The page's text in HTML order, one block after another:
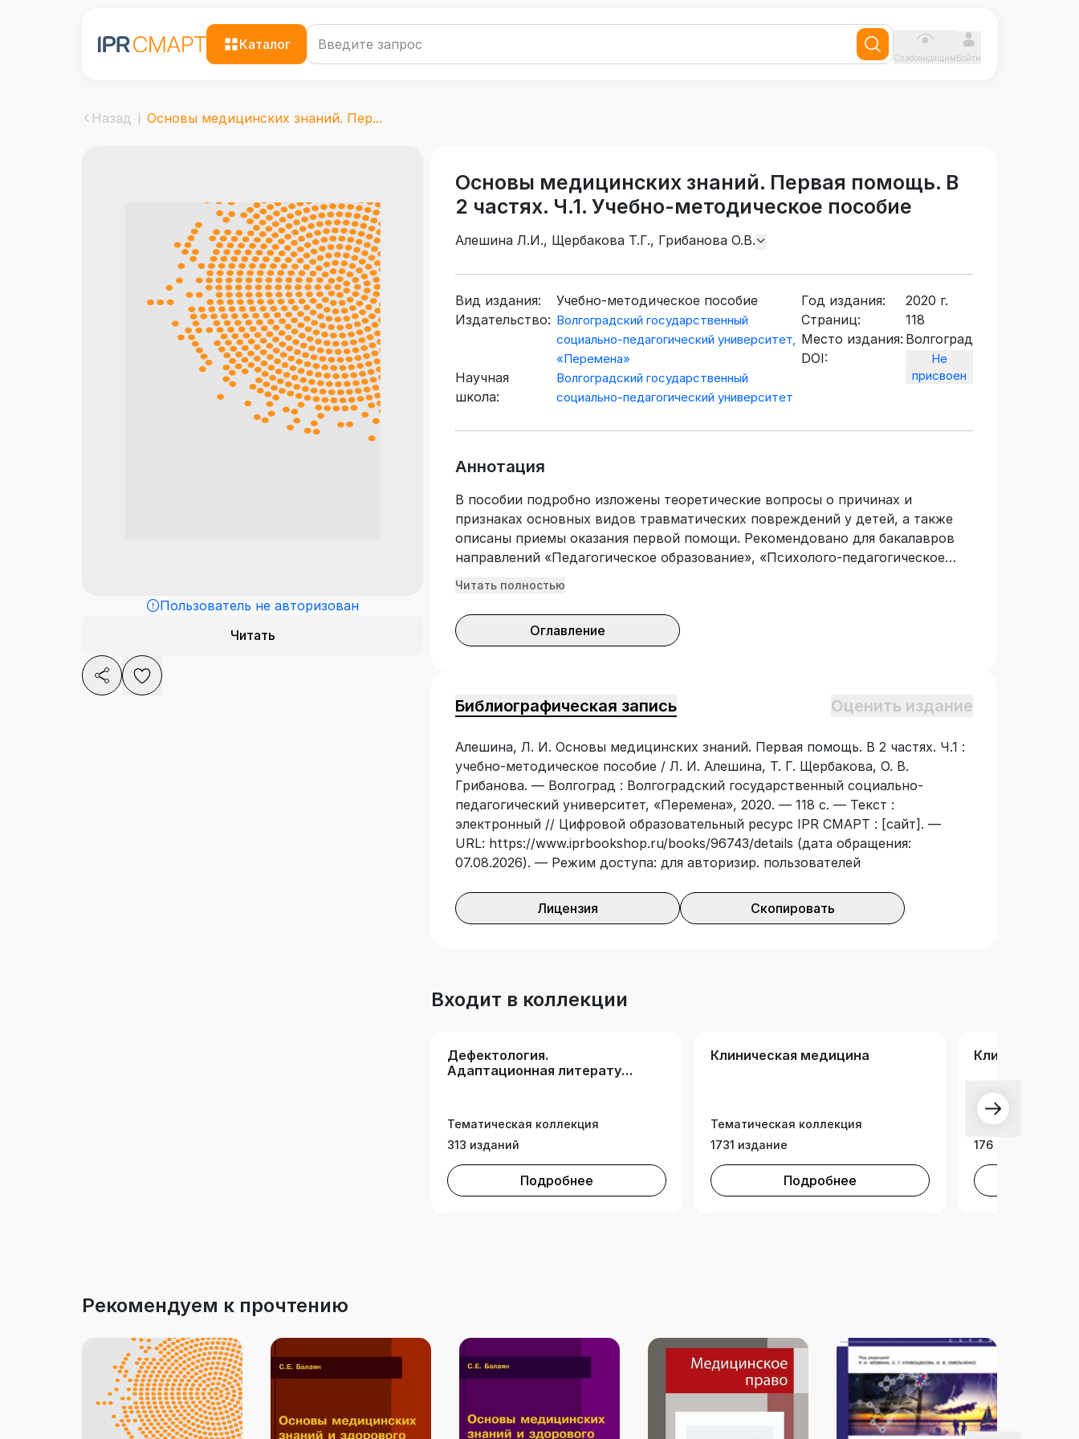
Каталог
СлабовидящимВойти
Назад Основы медицинских знаний. Пер...
Пользователь не авторизован
Читать
Основы медицинских знаний. Первая помощь. В
2 частях. Ч.1. Учебно-методическое пособие
Алешина Л.И., Щербакова Т.Г., Грибанова О.В.
Вид издания:
Учебно-методическое пособие
Издательство: Волгоградский государственный
социально-педагогический университет,
«Перемена»
Научная
школа:
Волгоградский государственный
социально-педагогический университет
Год издания:
2020 г.
Страниц:
118
Место издания: Волгоград
DOI:
Не
присвоен
Аннотация
В пособии подробно изложены теоретические вопросы о причинах и
признаках основных видов травматических повреждений у детей, а также
описаны приемы оказания первой помощи. Рекомендовано для бакалавров
направлений «Педагогическое образование», «Психолого-педагогическое
образование», «Специальное (дефектологическое) образование», учащихся
вопросов анатомии и физиологии человека; для абитуриентов при
подготовке к сдаче ЕГЭ, а также для педагогов системы дошкольного и
учителями при проведении элективных курсов по биологии и
дисциплине «Основы медицинских знаний».
Читать полностью
Оглавление
Библиографическая запись Оценить издание
Алешина, Л. И. Основы медицинских знаний. Первая помощь. В 2 частях. Ч.1 :
учебно-методическое пособие / Л. И. Алешина, Т. Г. Щербакова, О. В.
Грибанова. — Волгоград : Волгоградский государственный социально-
педагогический университет, «Перемена», 2020. — 118 с. — Текст :
электронный // Цифровой образовательный ресурс IPR СМАРТ : [сайт]. —
URL: https://www.iprbookshop.ru/books/96743/details (дата обращения:
07.08.2026). — Режим доступа: для авторизир. пользователей
Лицензия Скопировать
Входит в коллекции
Дефектология.
Адаптационная литература
Тематическая коллекция
313 изданий
Подробнее
Клиническая медицина
Тематическая коллекция
1731 издание
Подробнее
Клиническая
СПО
176 изданий
Рекомендуем к прочтению